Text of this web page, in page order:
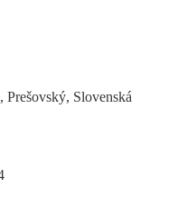
Prešovský, Slovenská